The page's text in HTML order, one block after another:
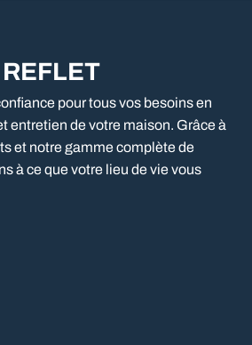
pour tous vos besoins en
entretien de votre maison. Grâce à
et notre gamme complète de
à ce que votre lieu de vie vous